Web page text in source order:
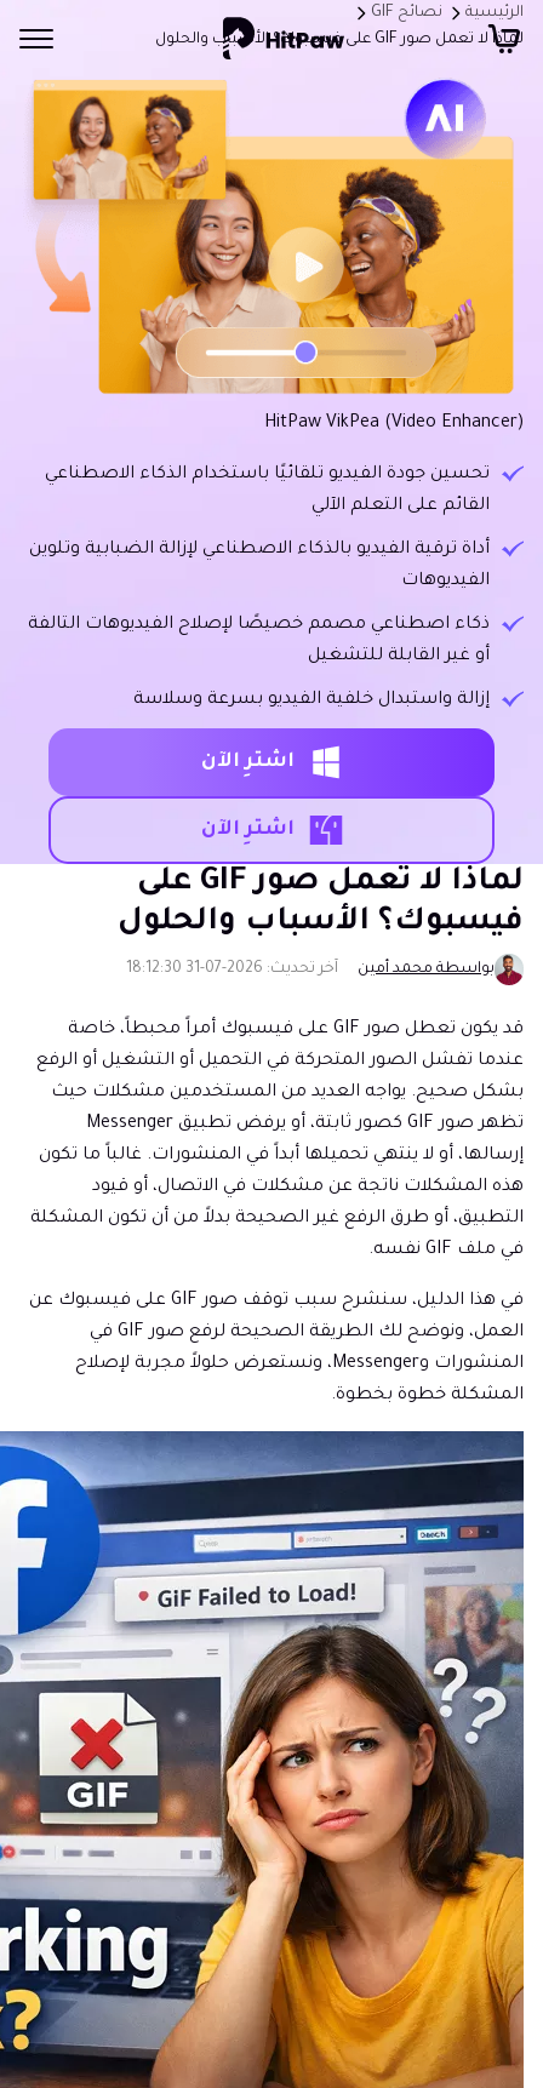
الرئيسية
نصائح GIF
لماذا لا تعمل صور GIF على فيسبوك؟ الأسباب والحلول
HitPaw VikPea (Video Enhancer)
تحسين جودة الفيديو تلقائيًا باستخدام الذكاء الاصطناعي
القائم على التعلم الآلي
أداة ترقية الفيديو بالذكاء الاصطناعي لإزالة الضبابية وتلوين
الفيديوهات
ذكاء اصطناعي مصمم خصيصًا لإصلاح الفيديوهات التالفة
أو غير القابلة للتشغيل
إزالة واستبدال خلفية الفيديو بسرعة وسلاسة
اشترِ الآن
اشترِ الآن
لماذا لا تعمل صور GIF على
فيسبوك؟ الأسباب والحلول
بواسطة محمد أمين آخر تحديث: 2026-07-31 18:12:30
قد يكون تعطل صور GIF على فيسبوك أمراً محبطاً، خاصة
عندما تفشل الصور المتحركة في التحميل أو التشغيل أو الرفع
بشكل صحيح. يواجه العديد من المستخدمين مشكلات حيث
تظهر صور GIF كصور ثابتة، أو يرفض تطبيق Messenger
إرسالها، أو لا ينتهي تحميلها أبداً في المنشورات. غالباً ما تكون
هذه المشكلات ناتجة عن مشكلات في الاتصال، أو قيود
التطبيق، أو طرق الرفع غير الصحيحة بدلاً من أن تكون المشكلة
في ملف GIF نفسه.
في هذا الدليل، سنشرح سبب توقف صور GIF على فيسبوك عن
العمل، ونوضح لك الطريقة الصحيحة لرفع صور GIF في
المنشورات وMessenger، ونستعرض حلولاً مجربة لإصلاح
المشكلة خطوة بخطوة.